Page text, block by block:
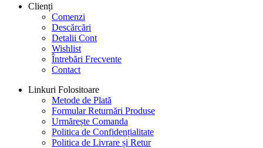
Clienți
Comenzi
Descărcări
Detalii Cont
Wishlist
Întrebări Frecvente
Contact
Linkuri Folositoare
Metode de Plată
Formular Returnări Produse
Urmărește Comanda
Politica de Confidențialitate
Politica de Livrare și Retur